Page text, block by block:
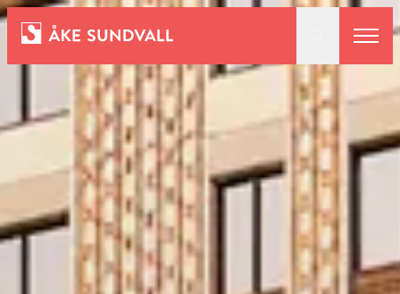
Bostäder
Lokaler och parkering
Entreprenad
Om oss